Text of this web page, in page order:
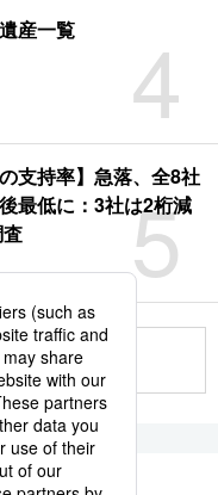
4
産一覧
5
の支持率】急落、全8社
最低に：3社は2桁減